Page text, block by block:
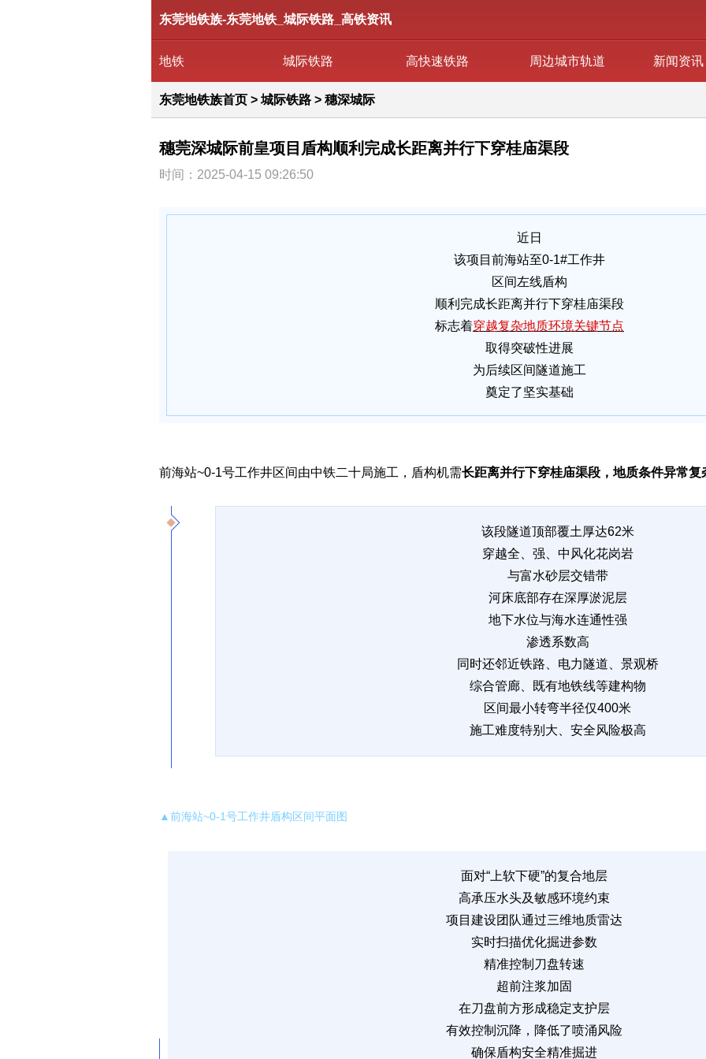
东莞地铁族-东莞地铁_城际铁路_高铁资讯
地铁 城际铁路 高快速铁路 周边城市轨道 新闻资讯
东莞地铁族首页 > 城际铁路 > 穗深城际
穗莞深城际前皇项目盾构顺利完成长距离并行下穿桂庙渠段
时间：2025-04-15 09:26:50
近日
该项目前海站至0-1#工作井
区间左线盾构
顺利完成长距离并行下穿桂庙渠段
标志着穿越复杂地质环境关键节点
取得突破性进展
为后续区间隧道施工
奠定了坚实基础
前海站~0-1号工作井区间由中铁二十局施工，盾构机需长距离并行下穿桂庙渠段，地质条件异常复
该段隧道顶部覆土厚达62米
穿越全、强、中风化花岗岩
与富水砂层交错带
河床底部存在深厚淤泥层
地下水位与海水连通性强
渗透系数高
同时还邻近铁路、电力隧道、景观桥
综合管廊、既有地铁线等建构物
区间最小转弯半径仅400米
施工难度特别大、安全风险极高
▲前海站~0-1号工作井盾构区间平面图
面对“上软下硬”的复合地层
高承压水头及敏感环境约束
项目建设团队通过三维地质雷达
实时扫描优化掘进参数
精准控制刀盘转速
超前注浆加固
在刀盘前方形成稳定支护层
有效控制沉降，降低了喷涌风险
确保盾构安全精准掘进